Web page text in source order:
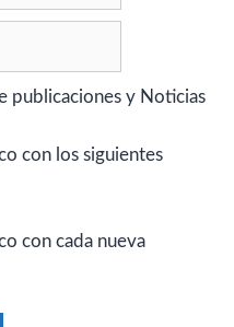
publicaciones y Noticias
con los siguientes
con cada nueva